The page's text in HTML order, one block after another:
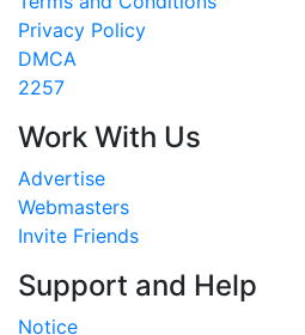
Privacy Policy
DMCA
2257
Work With Us
Advertise
Webmasters
Invite Friends
Support and Help
Notice